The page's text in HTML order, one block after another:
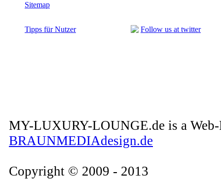
Sitemap
Tipps für Nutzer Follow us at twitter
MY-LUXURY-LOUNGE.de is a
BRAUNMEDIAdesign.de
Copyright © 2009 - 2013